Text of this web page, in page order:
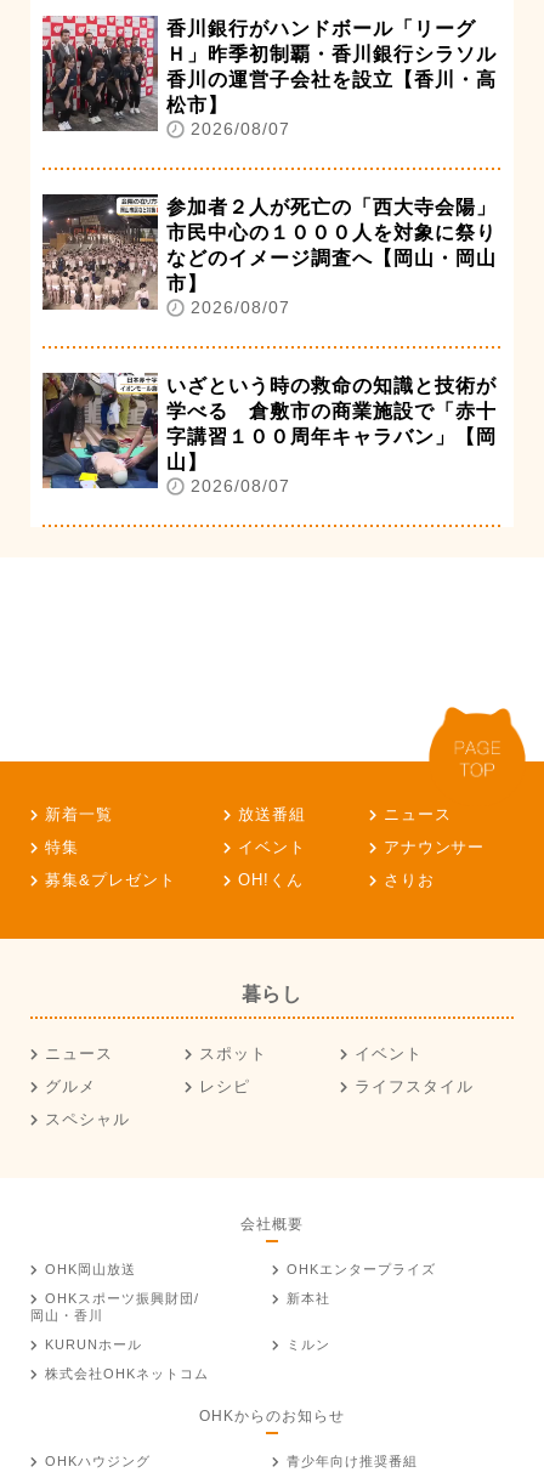
香川銀行がハンドボール「リーグ
Ｈ」昨季初制覇・香川銀行シラソル
香川の運営子会社を設立【香川・高
松市】
2026/08/07
参加者２人が死亡の「西大寺会陽」
市民中心の１０００人を対象に祭り
などのイメージ調査へ【岡山・岡山
市】
2026/08/07
いざという時の救命の知識と技術が
学べる 倉敷市の商業施設で「赤十
字講習１００周年キャラバン」【岡
山】
2026/08/07
新着一覧 放送番組
ニュース
特集
イベント
アナウンサー
募集&プレゼント
OH!くん さりお
暮らし
ニュース スポット
イベント
グルメ
レシピ
ライフスタイル
スペシャル
会社概要
OHK岡山放送
OHKエンタープライズ
OHKスポーツ振興財団/
岡山・香川
新本社
KURUNホール
ミルン
株式会社OHKネットコム
OHKからのお知らせ
OHKハウジング 青少年向け推奨番組